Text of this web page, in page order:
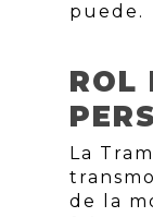
puede.
ROL
La
de la